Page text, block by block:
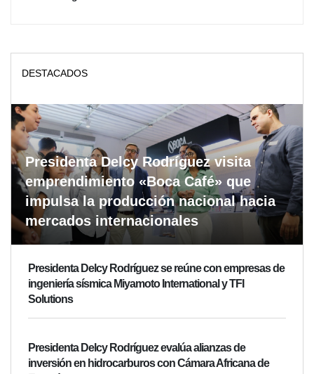
DESTACADOS
Presidenta Delcy Rodríguez visita
emprendimiento «Boca Café» que
impulsa la producción nacional hacia
mercados internacionales
Presidenta Delcy Rodríguez se reúne con empresas de
ingeniería sísmica Miyamoto International y TFI
Solutions
Presidenta Delcy Rodríguez evalúa alianzas de
inversión en hidrocarburos con Cámara Africana de